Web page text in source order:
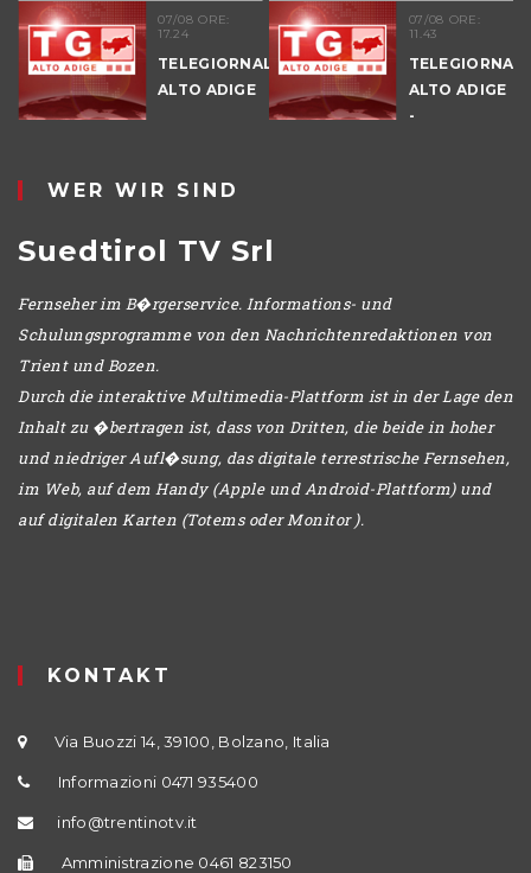
07/08 ORE:
17.24
TELEGIORNALE
ALTO ADIGE
07/08 ORE:
11.43
ALTO ADIGE
-
WER WIR SIND
Suedtirol TV Srl
Fernseher im B�rgerservice. Informations- und
Schulungsprogramme von den Nachrichtenredaktionen von
Trient und Bozen.
Durch die interaktive Multimedia-Plattform ist in der Lage den
Inhalt zu �bertragen ist, dass von Dritten, die beide in hoher
und niedriger Aufl�sung, das digitale terrestrische Fernsehen,
im Web, auf dem Handy (Apple und Android-Plattform) und
auf digitalen Karten (Totems oder Monitor ).
KONTAKT
Via Buozzi 14, 39100, Bolzano, Italia
Informazioni 0471 935400
info@trentinotv.it
Amministrazione 0461 823150